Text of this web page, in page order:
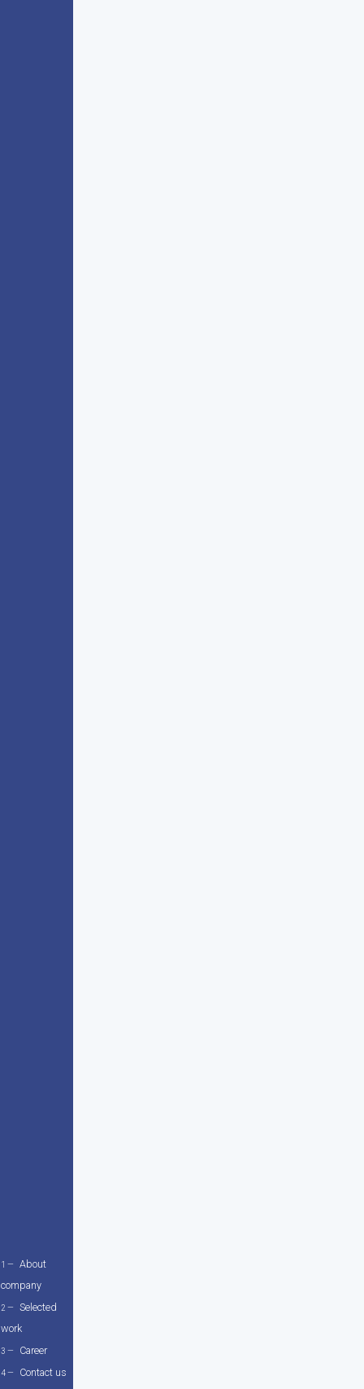
About
company
Selected
work
Career
Contact us